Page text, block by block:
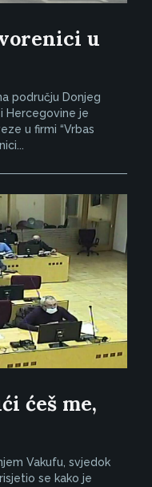
u
području Donjeg
Hercegovine je
u firmi “Vrbas
ćeš me,
Vakufu, svjedok
se kako je